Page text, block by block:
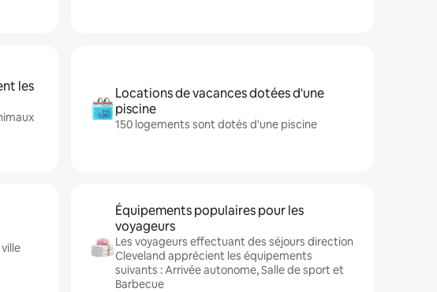
les
Locations de vacances dotées d'une
piscine
150 logements sont dotés d'une piscine
Équipements populaires pour les
voyageurs
Les voyageurs effectuant des séjours direction
Cleveland apprécient les équipements
suivants : Arrivée autonome, Salle de sport et
Barbecue